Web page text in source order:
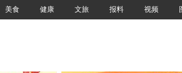
美食 健康 文旅 报料 视频